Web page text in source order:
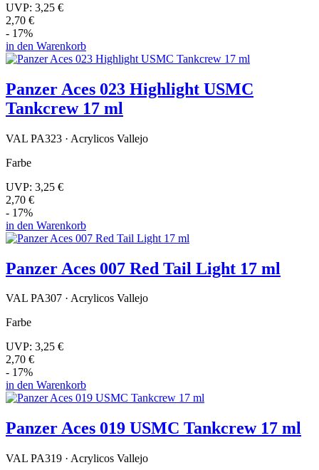
UVP: 3,25 €
2,70 €
- 17%
in den Warenkorb
Panzer Aces 023 Highlight USMC
Tankcrew 17 ml
VAL PA323 · Acrylicos Vallejo
Farbe
UVP: 3,25 €
2,70 €
- 17%
in den Warenkorb
Panzer Aces 007 Red Tail Light 17 ml
VAL PA307 · Acrylicos Vallejo
Farbe
UVP: 3,25 €
2,70 €
- 17%
in den Warenkorb
Panzer Aces 019 USMC Tankcrew 17 ml
VAL PA319 · Acrylicos Vallejo